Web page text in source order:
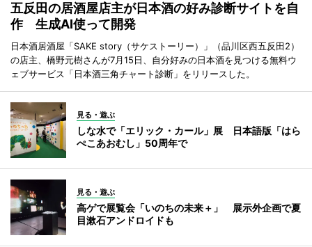
五反田の居酒屋店主が日本酒の好み診断サイトを自
作 生成AI使って開発
日本酒居酒屋「SAKE story（サケストーリー）」（品川区西五反田2）
の店主、橋野元樹さんが7月15日、自分好みの日本酒を見つける無料ウ
ェブサービス「日本酒三角チャート診断」をリリースした。
見る・遊ぶ
しな水で「エリック・カール」展 日本語版「はら
ぺこあおむし」50周年で
見る・遊ぶ
高ゲで展覧会「いのちの未来＋」 展示外企画で夏
目漱石アンドロイドも